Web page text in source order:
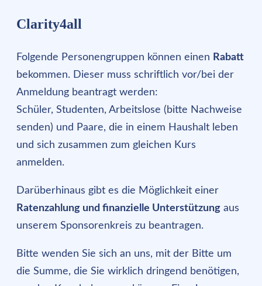
Clarity4all
Folgende Personengruppen können einen Rabatt
bekommen. Dieser muss schriftlich vor/bei der
Anmeldung beantragt werden:
Schüler, Studenten, Arbeitslose (bitte Nachweise
senden) und Paare, die in einem Haushalt leben
und sich zusammen zum gleichen Kurs
anmelden.
Darüberhinaus gibt es die Möglichkeit einer
Ratenzahlung und finanzielle Unterstützung aus
unserem Sponsorenkreis zu beantragen.
Bitte wenden Sie sich an uns, mit der Bitte um
die Summe, die Sie wirklich dringend benötigen,